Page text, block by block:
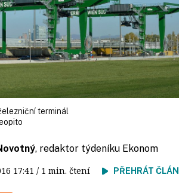
terminál
, redaktor týdeníku Ekonom
17:41 / 1 min. čtení PŘEHRÁT